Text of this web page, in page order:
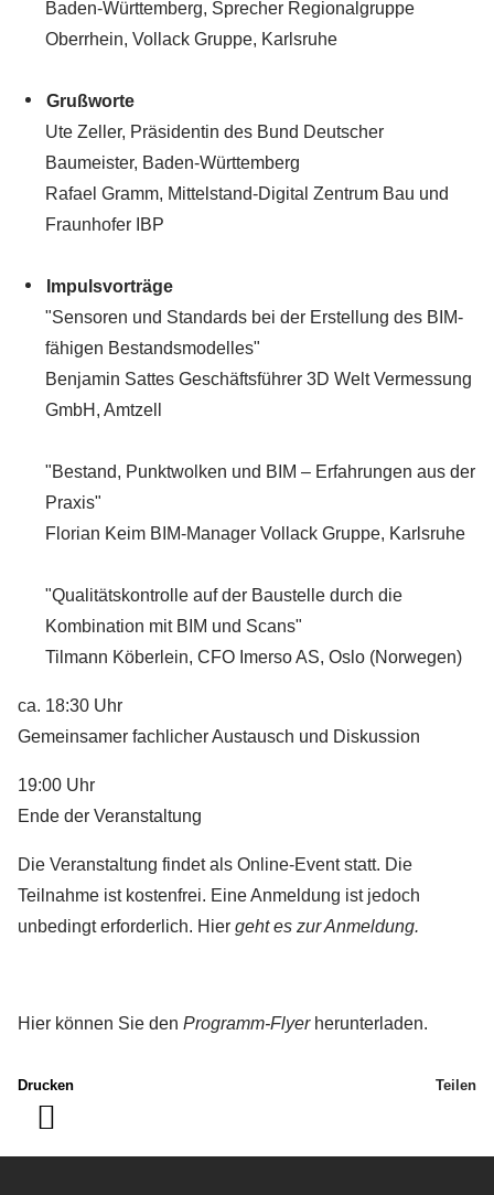
Baden-Württemberg, Sprecher Regionalgruppe
Oberrhein, Vollack Gruppe, Karlsruhe
Grußworte
Ute Zeller, Präsidentin des Bund Deutscher
Baumeister, Baden-Württemberg
Rafael Gramm, Mittelstand-Digital Zentrum Bau und
Fraunhofer IBP
Impulsvorträge
"Sensoren und Standards bei der Erstellung des BIM-
fähigen Bestandsmodelles"
Benjamin Sattes Geschäftsführer 3D Welt Vermessung
GmbH, Amtzell
"Bestand, Punktwolken und BIM – Erfahrungen aus der
Praxis"
Florian Keim BIM-Manager Vollack Gruppe, Karlsruhe
"Qualitätskontrolle auf der Baustelle durch die
Kombination mit BIM und Scans"
Tilmann Köberlein, CFO Imerso AS, Oslo (Norwegen)
ca. 18:30 Uhr
Gemeinsamer fachlicher Austausch und Diskussion
19:00 Uhr
Ende der Veranstaltung
Die Veranstaltung findet als Online-Event statt. Die
Teilnahme ist kostenfrei. Eine Anmeldung ist jedoch
unbedingt erforderlich. Hier geht es zur Anmeldung.
Hier können Sie den Programm-Flyerherunterladen.
Drucken Teilen